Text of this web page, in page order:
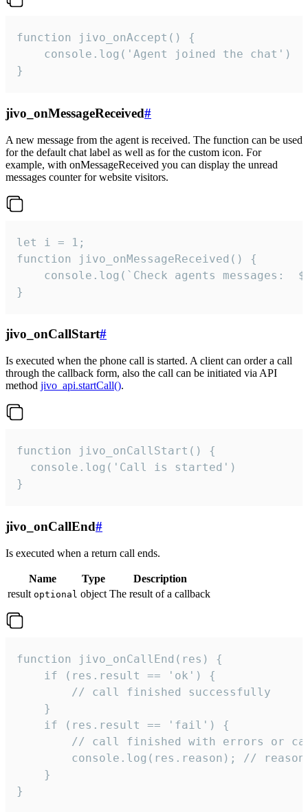
function jivo_onAccept() {
}
jivo_onMessageReceived#
A new message from the agent is received. The function can be used
for the default chat label as well as for the custom icon. For
example, with onMessageReceived you can display the unread
messages counter for website visitors.
let i = 1;
function jivo_onMessageReceived() {
}
jivo_onCallStart#
Is executed when the phone call is started. A client can order a call
through the callback form, also the call can be initiated via API
method jivo_api.startCall().
function jivo_onCallStart() {
  console.log('Call is started')
}
jivo_onCallEnd#
Is executed when a return call ends.
Name Type
Description
result optional object The result of a callback
function jivo_onCallEnd(res) {
    if (res.result == 'ok') {
        // call finished successfully
    }
    if (res.result == 'fail') {
// call finished with errors or
console.log(res.reason); //
    }
}